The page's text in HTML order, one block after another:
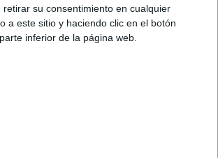
su consentimiento en cualquier
a este sitio y haciendo clic en el botón
inferior de la página web.